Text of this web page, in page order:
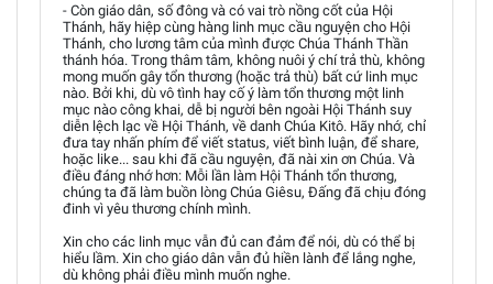
- Còn giáo dân, số đông và có vai trò nồng cốt của Hội
Thánh, hãy hiệp cùng hàng linh mục cầu nguyện cho Hội
Thánh, cho lương tâm của mình được Chúa Thánh Thần
thánh hóa. Trong thâm tâm, không nuôi ý chí trả thù, không
mong muốn gây tổn thương (hoặc trả thù) bất cứ linh mục
nào. Bởi khi, dù vô tình hay cố ý làm tổn thương một linh
mục nào công khai, dễ bị người bên ngoài Hội Thánh suy
diễn lệch lạc về Hội Thánh, về danh Chúa Kitô. Hãy nhớ, chỉ
đưa tay nhấn phím để viết status, viết bình luận, để share,
hoặc like... sau khi đã cầu nguyện, đã nài xin ơn Chúa. Và
điều đáng nhớ hơn: Mỗi lần làm Hội Thánh tổn thương,
chúng ta đã làm buồn lòng Chúa Giêsu, Đấng đã chịu đóng
đinh vì yêu thương chính mình.
Xin cho các linh mục vẫn đủ can đảm để nói, dù có thể bị
hiểu lầm. Xin cho giáo dân vẫn đủ hiền lành để lắng nghe,
dù không phải điều mình muốn nghe.